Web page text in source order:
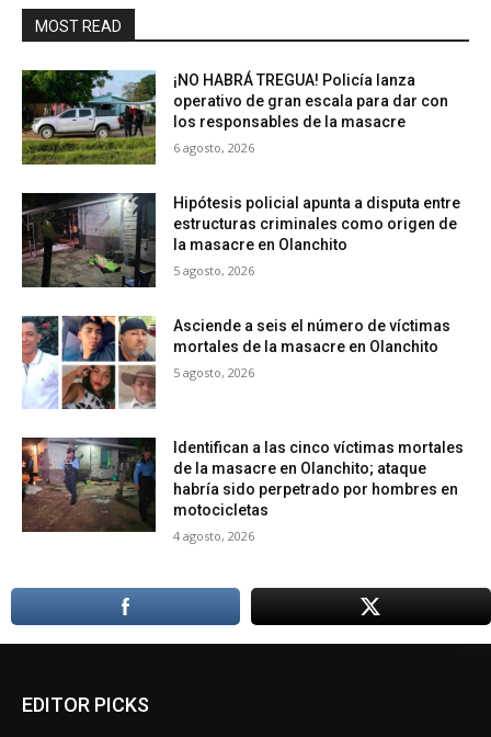
MOST READ
¡NO HABRÁ TREGUA! Policía lanza
operativo de gran escala para dar con
los responsables de la masacre
6 agosto, 2026
Hipótesis policial apunta a disputa entre
estructuras criminales como origen de
la masacre en Olanchito
5 agosto, 2026
Asciende a seis el número de víctimas
mortales de la masacre en Olanchito
5 agosto, 2026
Identifican a las cinco víctimas mortales
de la masacre en Olanchito; ataque
habría sido perpetrado por hombres en
motocicletas
4 agosto, 2026
EDITOR PICKS